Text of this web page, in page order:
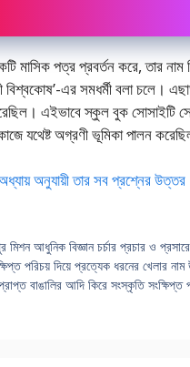
মাসিক পত্র প্রবর্তন করে, তার
বিশ্বকোষ’-এর সমধর্মী বলা
এইভাবে স্কুল বুক সোসাইটি সেই
যথেষ্ট অগ্রণী ভূমিকা পালন
অনুযায়ী তার সব প্রশ্নের উত্তর
মিশন আধুনিক বিজ্ঞান চর্চার প্রচার ও
পরিচয় দিয়ে প্রত্যেক ধরনের খেলার
বাঙালির আদি কিরে সংস্কৃতি সংক্ষিপ্ত